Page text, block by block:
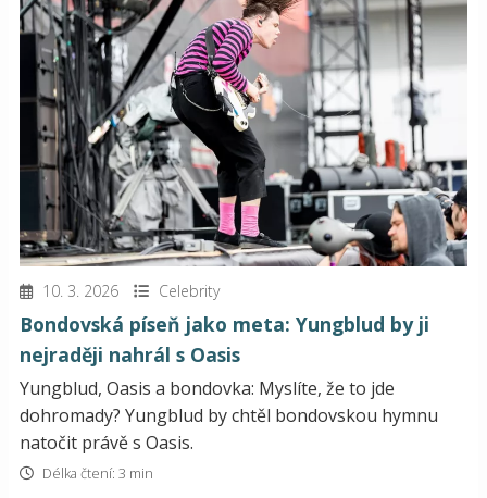
10. 3. 2026 Celebrity
Bondovská píseň jako meta: Yungblud by ji
nejraději nahrál s Oasis
Yungblud, Oasis a bondovka: Myslíte, že to jde
dohromady? Yungblud by chtěl bondovskou hymnu
natočit právě s Oasis.
Délka čtení: 3 min